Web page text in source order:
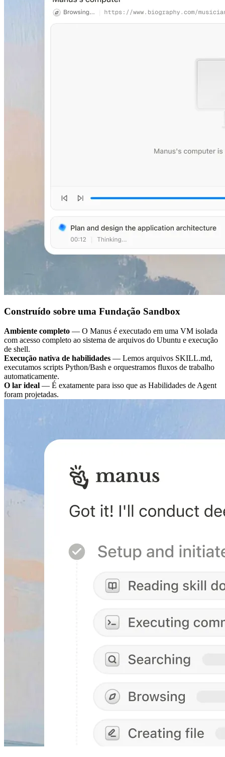
Construído sobre uma Fundação Sandbox
Ambiente completo — O Manus é executado em uma VM isolada
com acesso completo ao sistema de arquivos do Ubuntu e execução
de shell.
Execução nativa de habilidades — Lemos arquivos SKILL.md,
executamos scripts Python/Bash e orquestramos fluxos de trabalho
automaticamente.
O lar ideal — É exatamente para isso que as Habilidades de Agent
foram projetadas.